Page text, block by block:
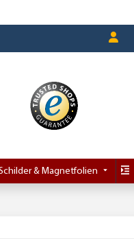
& Magnetfolien